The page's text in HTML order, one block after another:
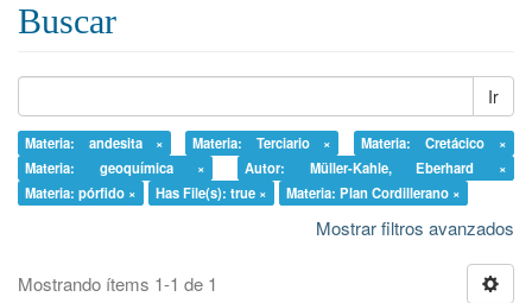
Buscar
Ir
Materia: andesita × Materia: Terciario ×
Materia: Cretácico ×
Materia: geoquímica ×
Autor: Müller-Kahle, Eberhard ×
Materia: pórfido ×
Has File(s): true × Materia: Plan Cordillerano ×
Mostrar filtros avanzados
Mostrando ítems 1-1 de 1